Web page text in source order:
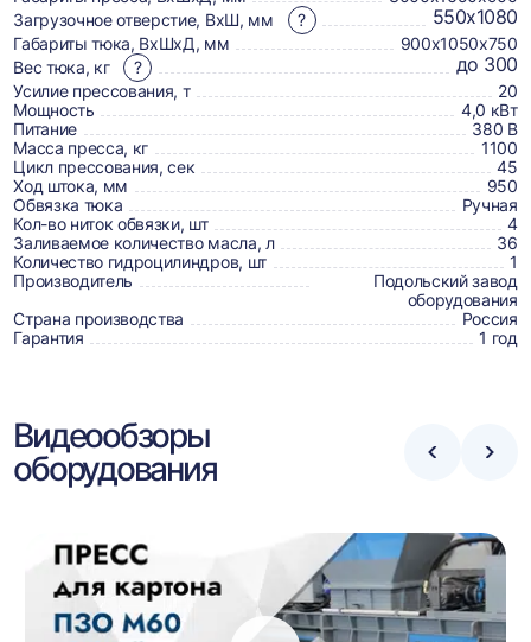
доставке,
отзывах
и
сертификаты
Загрузочное отверстие, ВхШ, мм
? 550х1080
Габариты тюка, ВхШхД, мм
900х1050х750
Вес тюка, кг
? до 300
Усилие прессования, т
20
Мощность
4,0 кВт
Питание
380 В
Масса пресса, кг
1100
Цикл прессования, сек
45
Ход штока, мм
950
Обвязка тюка
Ручная
Кол-во ниток обвязки, шт
4
Заливаемое количество масла, л
36
Количество гидроцилиндров, шт
1
Производитель
Подольский завод
оборудования
Страна производства
Россия
Гарантия
1 год
Видеообзоры
оборудования
Стрелка